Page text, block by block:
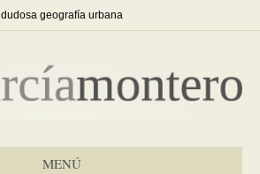
dudosa geografía urbana
MENÚ